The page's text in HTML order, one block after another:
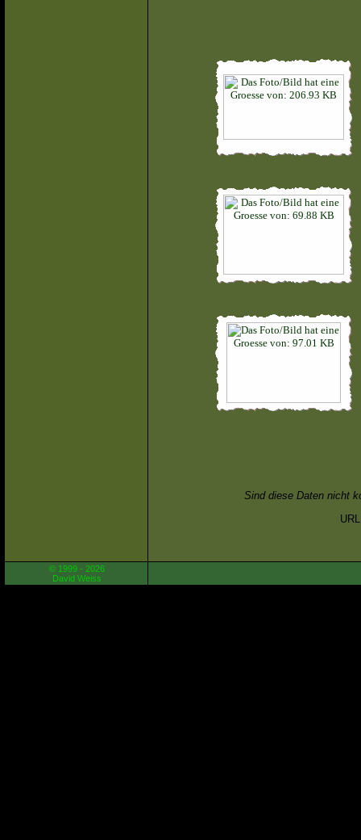
Sind diese Daten nicht
© 1999 - 2026
David Weiss